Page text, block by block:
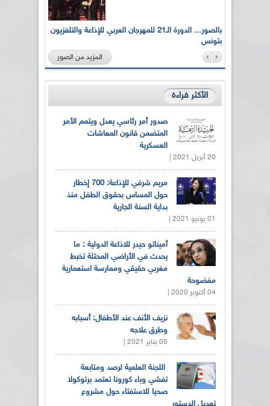
بالصور... الدورة الـ21 للمهرجان العربي للإذاعة والتلفزيون
بتونس
المزيد من الصور
الأكثر قراءة
صدور أمر رئاسي يعدل ويتمم الأمر
المتضمن قانون المعاشات
العسكرية
20 أبريل 2021 |
مريم شرفي للإذاعة: 700 إخطار
حول المساس بحقوق الطفل منذ
بداية السنة الجارية
01 يونيو 2021 |
أميناتو حيدر للاذاعة الدولية : ما
يحدث في الأراضي المحتلة تخبط
مغربي حقيقي وممارسة استعمارية
مفضوحة
04 أكتوبر 2020 |
نزيف الأنف عند الأطفال: أسبابه
وطرق علاجه
05 يناير 2021 |
اللجنة العلمية لرصد ومتابعة
تفشي وباء كورونا تعتمد برتوكولا
صحيا للاستفتاء حول مشروع
تعديل الدستور